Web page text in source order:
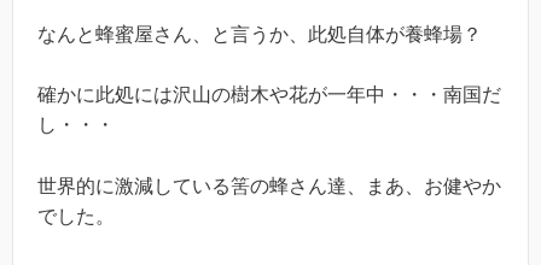
なんと蜂蜜屋さん、と言うか、此処自体が養蜂場？
確かに此処には沢山の樹木や花が一年中・・・南国だ
し・・・
世界的に激減している筈の蜂さん達、まあ、お健やか
でした。